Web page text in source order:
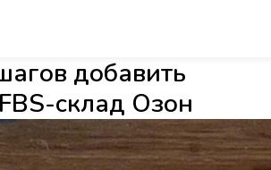
добавить
склад Озон